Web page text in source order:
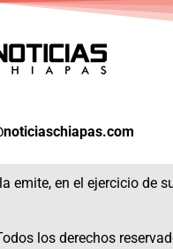
en el ejercicio de
los derechos